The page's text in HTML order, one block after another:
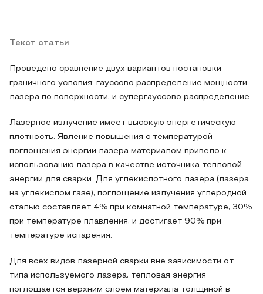
Текст статьи
Проведено сравнение двух вариантов постановки
граничного условия: гауссово распределение мощности
лазера по поверхности, и супергауссово распределение.
Лазерное излучение имеет высокую энергетическую
плотность. Явление повышения с температурой
поглощения энергии лазера материалом привело к
использованию лазера в качестве источника тепловой
энергии для сварки. Для углекислотного лазера (лазера
на углекислом газе), поглощение излучения углеродной
сталью составляет 4% при комнатной температуре, 30%
при температуре плавления, и достигает 90% при
температуре испарения.
Для всех видов лазерной сварки вне зависимости от
типа используемого лазера, тепловая энергия
поглощается верхним слоем материала толщиной в